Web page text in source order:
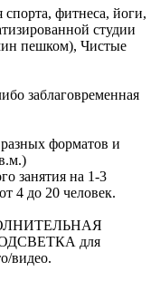
спорта, фитнеса, йоги,
студии
пешком), Чистые
заблаговременная
форматов и
занятия на 1-3
4 до 20 человек.
для
видео.